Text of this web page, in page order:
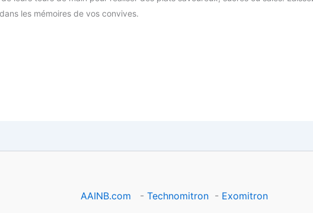
les mémoires de vos convives.
AAINB.com - Technomitron - Exomitron